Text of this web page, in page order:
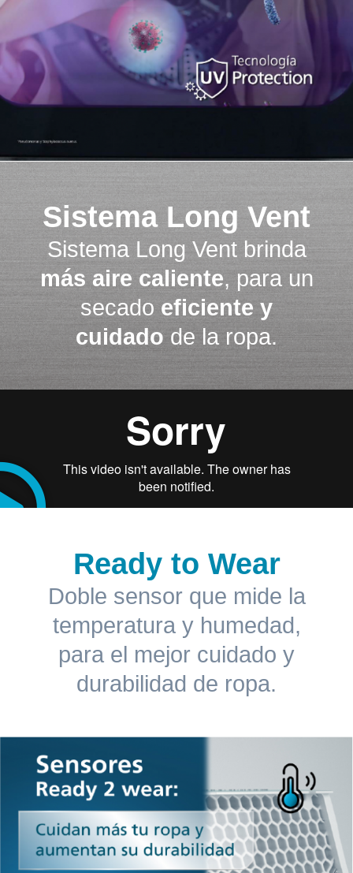
Sistema Long Vent
Sistema Long Vent brinda
más aire caliente, para un
secado eficiente y
cuidado de la ropa.
Ready to Wear
Doble sensor que mide la
temperatura y humedad,
para el mejor cuidado y
durabilidad de ropa.